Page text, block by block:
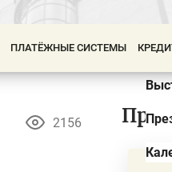
ПЛАТЁЖНЫЕ СИСТЕМЫ
2156